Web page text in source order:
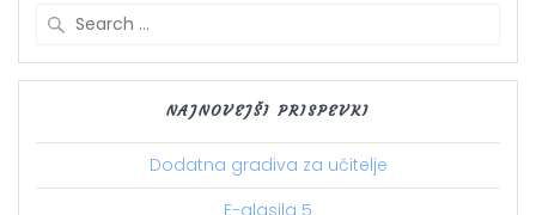
NAJNOVEJŠI PRISPEVKI
Dodatna gradiva za učitelje